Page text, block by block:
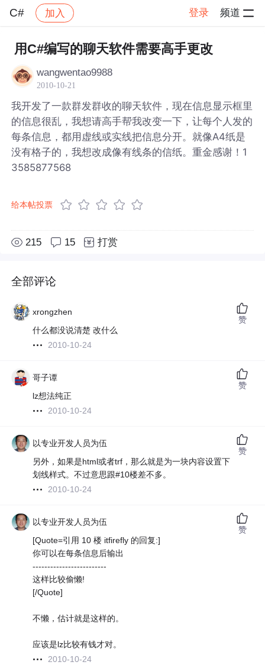
C# 加入 登录 频道
社区 C# 帖子详情
用C#编写的聊天软件需要高手更改
wangwentao9988
2010-10-21
我开发了一款群发群收的聊天软件，现在信息显示框里
的信息很乱，我想请高手帮我改变一下，让每个人发的
每条信息，都用虚线或实线把信息分开。就像A4纸是
没有格子的，我想改成像有线条的信纸。重金感谢！1
3585877568
给本帖投票
215 15 打赏
全部评论
xrongzhen
什么都没说清楚 改什么
2010-10-24
赞
哥子谭
lz想法纯正
2010-10-24
赞
以专业开发人员为伍
另外，如果是html或者trf，那么就是为一块内容设置下
划线样式。不过意思跟#10楼差不多。
2010-10-24
赞
以专业开发人员为伍
[Quote=引用 10 楼 itfirefly 的回复:]
你可以在每条信息后输出
-------------------------
这样比较偷懒!
[/Quote]
不懒，估计就是这样的。
应该是lz比较有钱才对。
2010-10-24
赞